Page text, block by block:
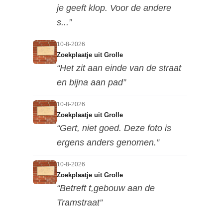
je geeft klop. Voor de andere
s...”
10-8-2026
Zoekplaatje uit Grolle
“Het zit aan einde van de straat
en bijna aan pad”
10-8-2026
Zoekplaatje uit Grolle
“Gert, niet goed. Deze foto is
ergens anders genomen.”
10-8-2026
Zoekplaatje uit Grolle
“Betreft t,gebouw aan de
Tramstraat”